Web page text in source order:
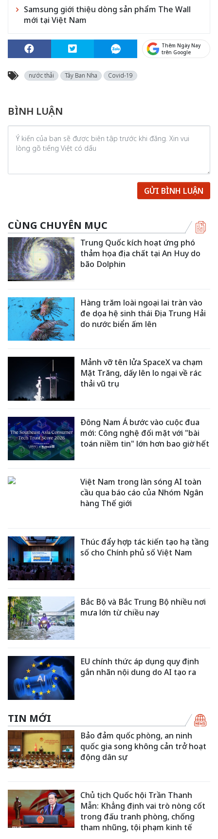
Samsung giới thiệu dòng sản phẩm The Wall
mới tại Việt Nam
Thêm Ngày Nay
trên Google
nước thải Tây Ban Nha Covid-19
BÌNH LUẬN
GỬI BÌNH LUẬN
CÙNG CHUYÊN MỤC
Trung Quốc kích hoạt ứng phó
thảm họa địa chất tại An Huy do
bão Dolphin
Hàng trăm loài ngoại lai tràn vào
đe dọa hệ sinh thái Địa Trung Hải
do nước biển ấm lên
Mảnh vỡ tên lửa SpaceX va chạm
Mặt Trăng, dấy lên lo ngại về rác
thải vũ trụ
Đông Nam Á bước vào cuộc đua
mới: Công nghệ đối mặt với "bài
toán niềm tin" lớn hơn bao giờ hết
Việt Nam trong làn sóng AI toàn
cầu qua báo cáo của Nhóm Ngân
hàng Thế giới
Thúc đẩy hợp tác kiến tạo hạ tầng
số cho Chính phủ số Việt Nam
Bắc Bộ và Bắc Trung Bộ nhiều nơi
mưa lớn từ chiều nay
EU chính thức áp dụng quy định
gắn nhãn nội dung do AI tạo ra
TIN MỚI
Bảo đảm quốc phòng, an ninh
quốc gia song không cản trở hoạt
động dân sự
Chủ tịch Quốc hội Trần Thanh
Mẫn: Khẳng định vai trò nòng cốt
trong đấu tranh phòng, chống
tham nhũng, tội phạm kinh tế